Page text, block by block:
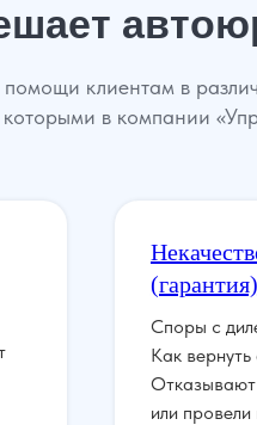
клиентам в
в компании
(гарантия)
Споры с
Как
или